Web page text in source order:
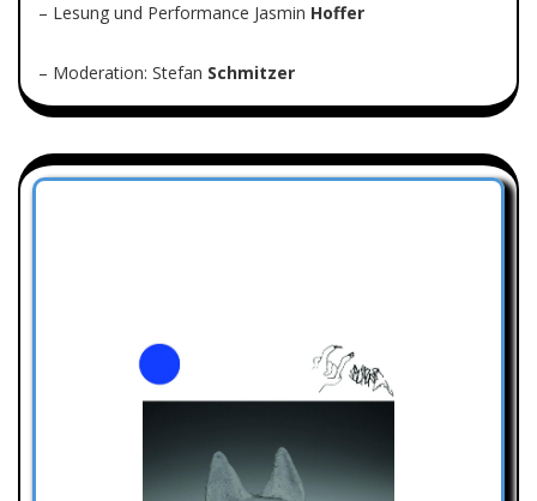
– Lesung und Performance Jasmin Hoffer
– Moderation: Stefan Schmitzer